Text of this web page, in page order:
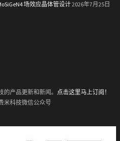
场效应晶体管设计2026年7月25日
产品更新和新闻。 点击这里马上订阅！
米科技微信公众号